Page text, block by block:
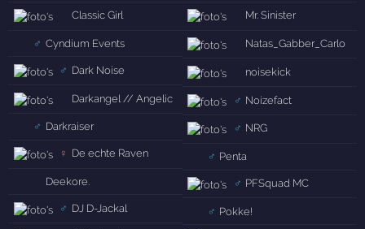
Classic Girl
♂ Cyndium Events
♂ Dark Noise
Darkangel // Angelic
♂ Darkraiser
♀ De echte Raven
Deekore.
♂ DJ D-Jackal
Mr. Sinister
Natas_Gabber_Carlo
noisekick
♂ Noizefact
♂ NRG
♂ Penta
♂ PFSquad MC
♂ Pokke!